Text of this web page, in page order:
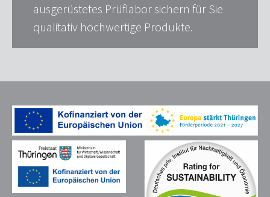
ausgerüstetes Prüflabor sichern für Sie
qualitativ hochwertige Produkte.